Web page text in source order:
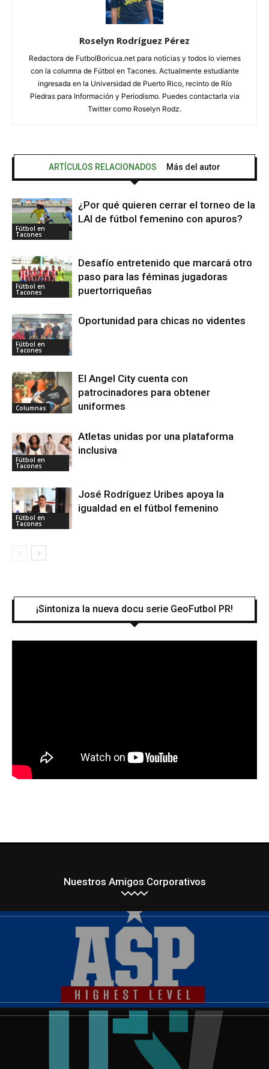
Roselyn Rodríguez Pérez
Redactora de FutbolBoricua.net para noticias y todos lo viernes
con la columna de Fútbol en Tacones. Actualmente estudiante
ingresada en la Universidad de Puerto Rico, recinto de Río
Piedras para Información y Periodismo. Puedes contactarla via
Twitter como Roselyn Rodz.
ARTÍCULOS RELACIONADOS Más del autor
Fútbol en
Tacones
¿Por qué quieren cerrar el torneo de la
LAI de fútbol femenino con apuros?
Fútbol en
Tacones
Desafío entretenido que marcará otro
paso para las féminas jugadoras
puertorriqueñas
Fútbol en
Tacones
Oportunidad para chicas no videntes
Columnas
El Angel City cuenta con
patrocinadores para obtener
uniformes
Fútbol en
Tacones
Atletas unidas por una plataforma
inclusiva
Fútbol en
Tacones
José Rodríguez Uribes apoya la
igualdad en el fútbol femenino
¡Sintoniza la nueva docu serie GeoFutbol PR!
Nuestros Amigos Corporativos